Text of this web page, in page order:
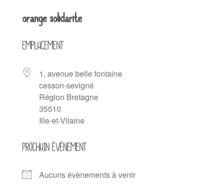
orange solidarite
EMPLACEMENT
1, avenue belle fontaine
cesson-sevigné
Région Bretagne
35510
Ille-et-Vilaine
PROCHAIN ÉVÈNEMENT
Aucuns évènements à venir